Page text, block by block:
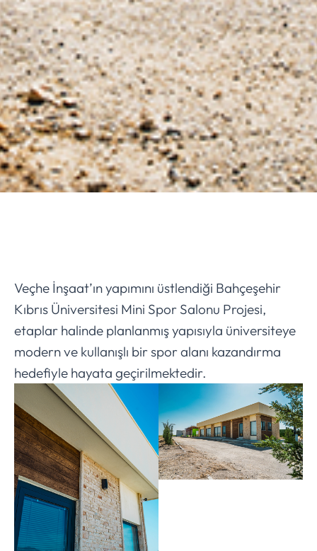
Veçhe İnşaat’ın yapımını üstlendiği Bahçeşehir
Kıbrıs Üniversitesi Mini Spor Salonu Projesi,
etaplar halinde planlanmış yapısıyla üniversiteye
modern ve kullanışlı bir spor alanı kazandırma
hedefiyle hayata geçirilmektedir.